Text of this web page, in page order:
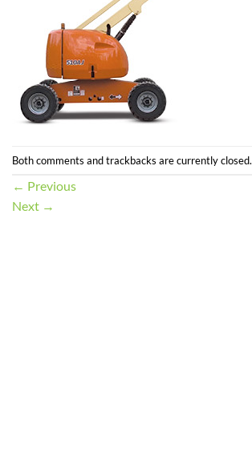
Both comments and trackbacks are currently closed.
← Previous
Next →